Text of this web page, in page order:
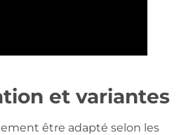
et variantes
être adapté selon les